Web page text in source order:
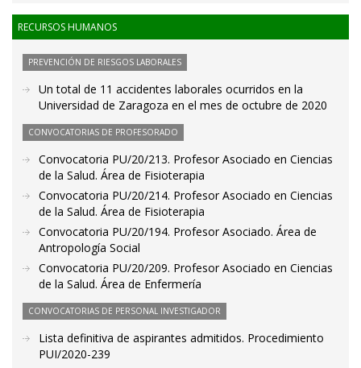
RECURSOS HUMANOS
PREVENCIÓN DE RIESGOS LABORALES
Un total de 11 accidentes laborales ocurridos en la
Universidad de Zaragoza en el mes de octubre de 2020
CONVOCATORIAS DE PROFESORADO
Convocatoria PU/20/213. Profesor Asociado en Ciencias
de la Salud. Área de Fisioterapia
Convocatoria PU/20/214. Profesor Asociado en Ciencias
de la Salud. Área de Fisioterapia
Convocatoria PU/20/194. Profesor Asociado. Área de
Antropología Social
Convocatoria PU/20/209. Profesor Asociado en Ciencias
de la Salud. Área de Enfermería
CONVOCATORIAS DE PERSONAL INVESTIGADOR
Lista definitiva de aspirantes admitidos. Procedimiento
PUI/2020-239